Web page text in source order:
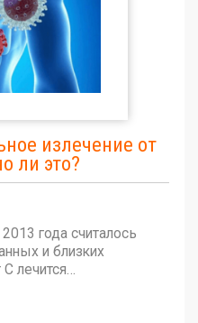
излечение от
ли это?
года считалось
и близких
С лечится…